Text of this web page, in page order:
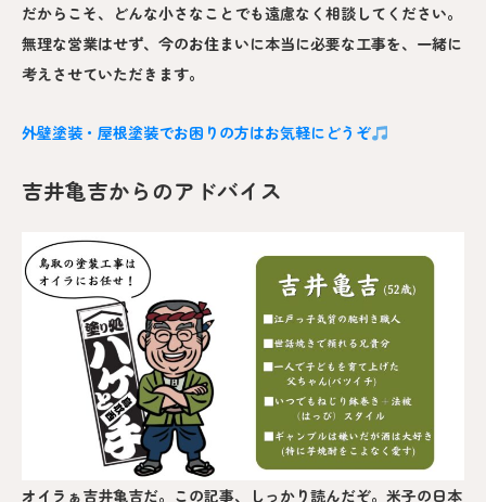
だからこそ、どんな小さなことでも遠慮なく相談してください。
無理な営業はせず、今のお住まいに本当に必要な工事を、一緒に
考えさせていただきます。
外壁塗装・屋根塗装でお困りの方はお気軽にどうぞ
吉井亀吉からのアドバイス
オイラぁ吉井亀吉だ。この記事、しっかり読んだぞ。米子の日本